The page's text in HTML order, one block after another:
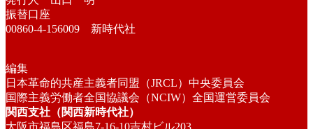
振替口座
00860-4-156009 新時代社
編集
日本革命的共産主義者同盟（JRCL）中央委員会
国際主義労働者全国協議会（NCIW）全国運営委員会
関西支社（関西新時代社）
大阪市福島区福島7-16-10吉村ビル203